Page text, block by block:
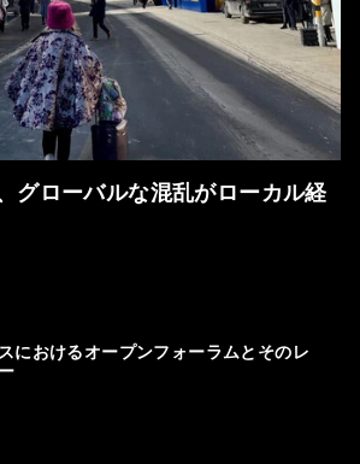
グローバルな混乱がローカル経
におけるオープンフォーラムとそのレ